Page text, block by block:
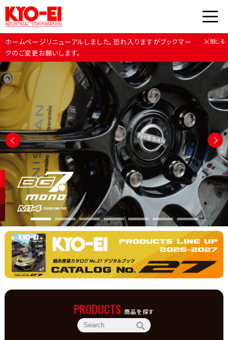
ホームページリニューアルしました。恐れ入りますがブックマー
クのご変更お願いします。
×閉じる
PRODUCTS 商品を探す